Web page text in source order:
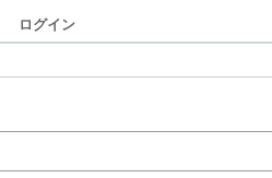
ログイン